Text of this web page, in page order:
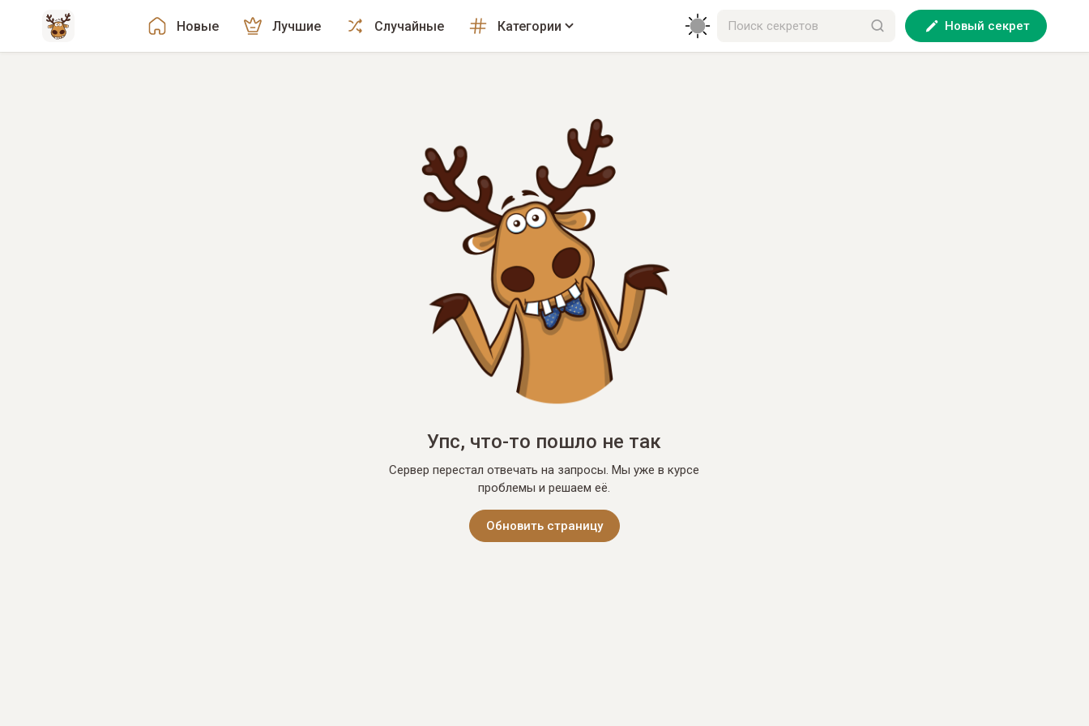
Новые Лучшие Случайные Категории Новый секрет
Упс, что-то пошло не так
Сервер перестал отвечать на запросы. Мы уже в курсе
проблемы и решаем её.
Обновить страницу